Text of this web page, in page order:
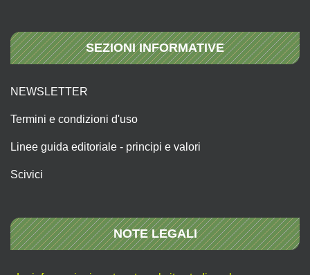
SEZIONI INFORMATIVE
NEWSLETTER
Termini e condizioni d'uso
Linee guida editoriale - principi e valori
Scivici
NOTE LEGALI